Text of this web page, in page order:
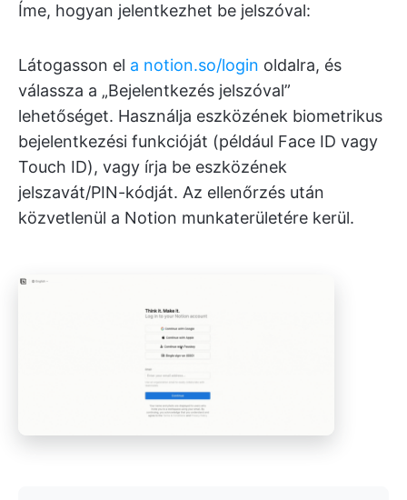
Íme, hogyan jelentkezhet be jelszóval:
Látogasson el a notion.so/login oldalra, és
válassza a „Bejelentkezés jelszóval”
lehetőséget. Használja eszközének biometrikus
bejelentkezési funkcióját (például Face ID vagy
Touch ID), vagy írja be eszközének
jelszavát/PIN-kódját. Az ellenőrzés után
közvetlenül a Notion munkaterületére kerül.